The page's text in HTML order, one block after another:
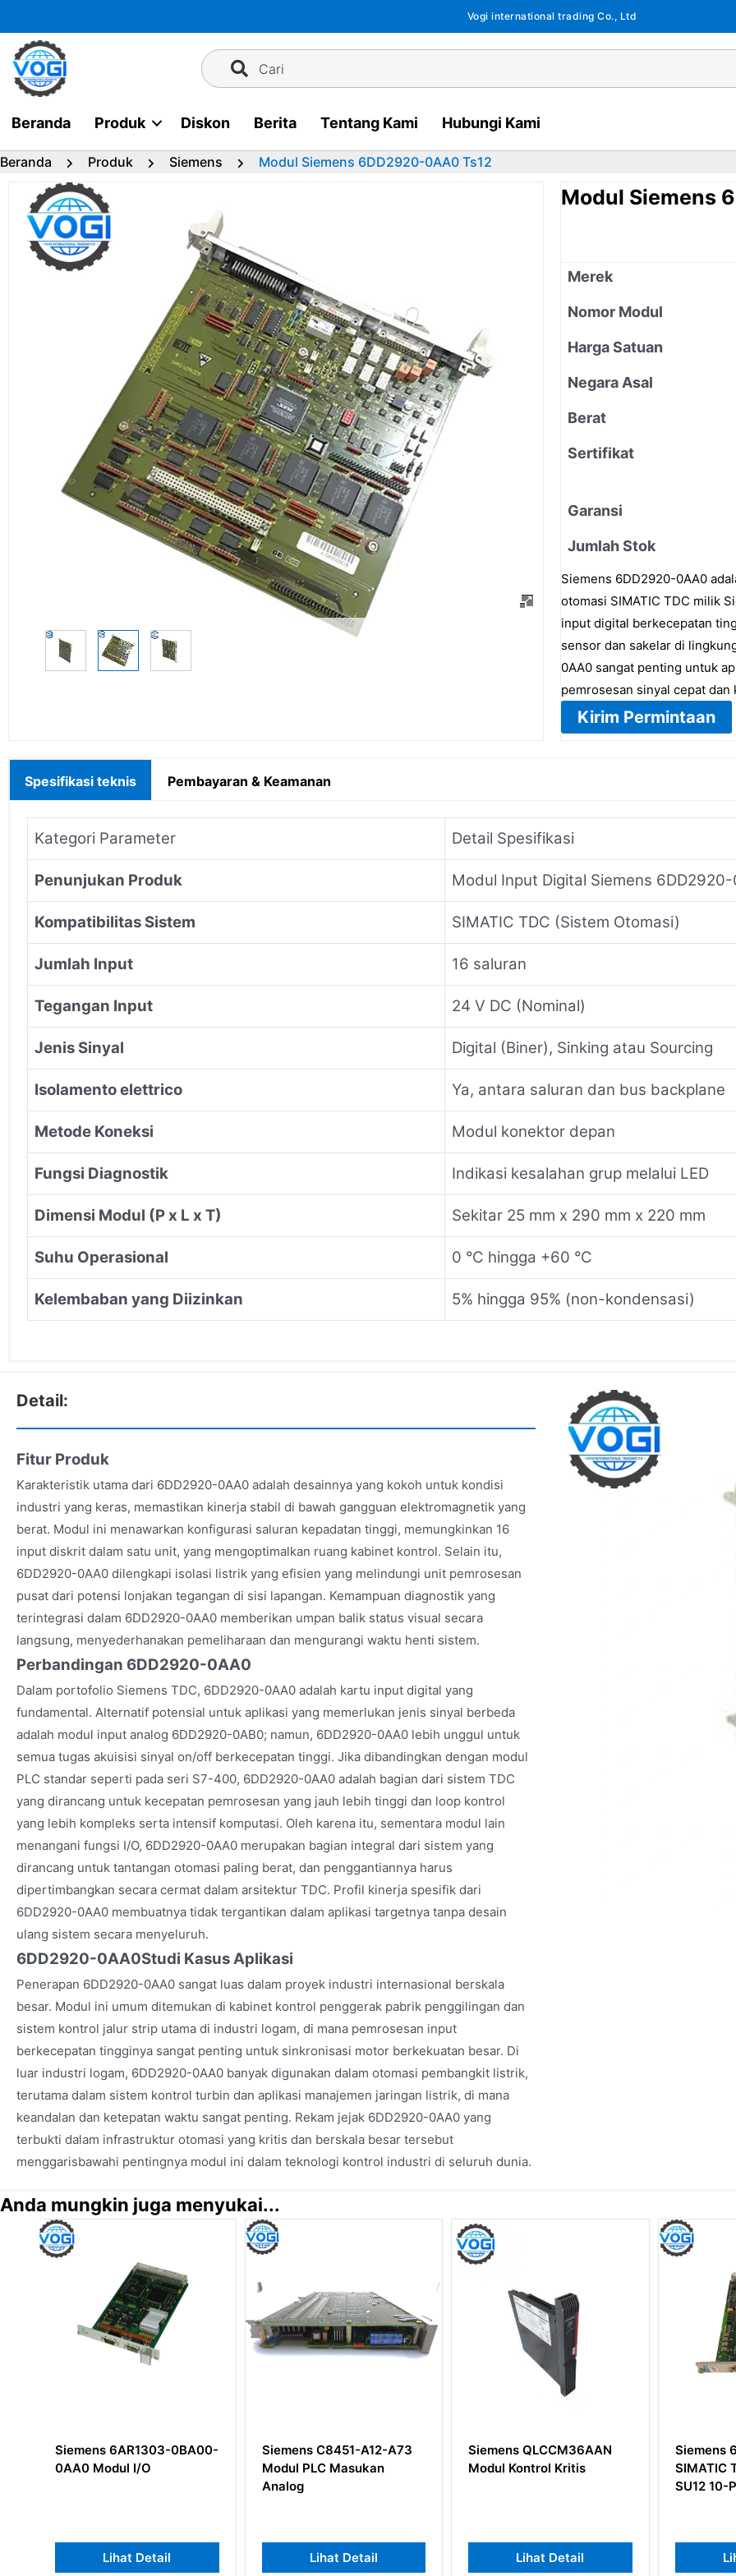
ke
konten
Vogi international trading Co., Ltd
Cari
Beranda Produk Diskon Berita Tentang Kami Hubungi Kami
Beranda Produk Siemens Modul Siemens 6DD2920-0AA0 Ts12
Modul Siemens
Merek
Nomor Modul
Harga Satuan
Negara Asal
Berat
Sertifikat
Garansi
Jumlah Stok
Siemens 6DD2920-0AA0
otomasi SIMATIC TDC milik
input digital berkecepatan
sensor dan sakelar di
0AA0 sangat penting untuk
pemrosesan sinyal cepat dan
Kirim Permintaan
Spesifikasi teknis Pembayaran & Keamanan
Kategori Parameter Detail Spesifikasi
Penunjukan Produk Modul Input Digital Siemens
Kompatibilitas Sistem SIMATIC TDC (Sistem Otomasi)
Jumlah Input 16 saluran
Tegangan Input 24 V DC (Nominal)
Jenis Sinyal Digital (Biner), Sinking atau Sourcing
Isolamento elettrico Ya, antara saluran dan bus backplane
Metode Koneksi Modul konektor depan
Fungsi Diagnostik Indikasi kesalahan grup melalui LED
Dimensi Modul (P x L x T) Sekitar 25 mm x 290 mm x 220 mm
Suhu Operasional 0 °C hingga +60 °C
Kelembaban yang Diizinkan 5% hingga 95% (non-kondensasi)
Detail:
Fitur Produk
Karakteristik utama dari 6DD2920-0AA0 adalah desainnya yang kokoh untuk kondisi
industri yang keras, memastikan kinerja stabil di bawah gangguan elektromagnetik yang
berat. Modul ini menawarkan konfigurasi saluran kepadatan tinggi, memungkinkan 16
input diskrit dalam satu unit, yang mengoptimalkan ruang kabinet kontrol. Selain itu,
6DD2920-0AA0 dilengkapi isolasi listrik yang efisien yang melindungi unit pemrosesan
pusat dari potensi lonjakan tegangan di sisi lapangan. Kemampuan diagnostik yang
terintegrasi dalam 6DD2920-0AA0 memberikan umpan balik status visual secara
langsung, menyederhanakan pemeliharaan dan mengurangi waktu henti sistem.
Perbandingan 6DD2920-0AA0
Dalam portofolio Siemens TDC, 6DD2920-0AA0 adalah kartu input digital yang
fundamental. Alternatif potensial untuk aplikasi yang memerlukan jenis sinyal berbeda
adalah modul input analog 6DD2920-0AB0; namun, 6DD2920-0AA0 lebih unggul untuk
semua tugas akuisisi sinyal on/off berkecepatan tinggi. Jika dibandingkan dengan modul
PLC standar seperti pada seri S7-400, 6DD2920-0AA0 adalah bagian dari sistem TDC
yang dirancang untuk kecepatan pemrosesan yang jauh lebih tinggi dan loop kontrol
yang lebih kompleks serta intensif komputasi. Oleh karena itu, sementara modul lain
menangani fungsi I/O, 6DD2920-0AA0 merupakan bagian integral dari sistem yang
dirancang untuk tantangan otomasi paling berat, dan penggantiannya harus
dipertimbangkan secara cermat dalam arsitektur TDC. Profil kinerja spesifik dari
6DD2920-0AA0 membuatnya tidak tergantikan dalam aplikasi targetnya tanpa desain
ulang sistem secara menyeluruh.
6DD2920-0AA0Studi Kasus Aplikasi
Penerapan 6DD2920-0AA0 sangat luas dalam proyek industri internasional berskala
besar. Modul ini umum ditemukan di kabinet kontrol penggerak pabrik penggilingan dan
sistem kontrol jalur strip utama di industri logam, di mana pemrosesan input
berkecepatan tingginya sangat penting untuk sinkronisasi motor berkekuatan besar. Di
luar industri logam, 6DD2920-0AA0 banyak digunakan dalam otomasi pembangkit listrik,
terutama dalam sistem kontrol turbin dan aplikasi manajemen jaringan listrik, di mana
keandalan dan ketepatan waktu sangat penting. Rekam jejak 6DD2920-0AA0 yang
terbukti dalam infrastruktur otomasi yang kritis dan berskala besar tersebut
menggarisbawahi pentingnya modul ini dalam teknologi kontrol industri di seluruh dunia.
Anda mungkin juga menyukai...
Siemens C8451-A12-A73
Modul PLC Masukan
Lihat Detail
Siemens QLCCM36AAN
Modul Kontrol Kritis
Lihat Detail
Siemens 6DD1681-0AJ1
SIMATIC TDC Konverter
Lihat Detail
Siemens
0XB8
CPU 226